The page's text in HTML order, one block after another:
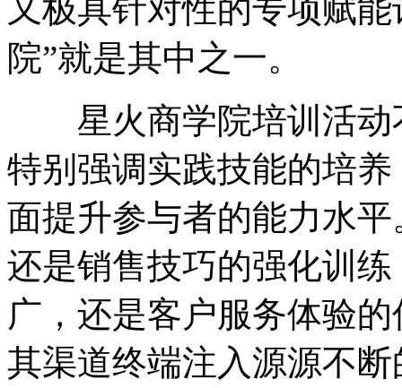
又极具针对性的专项赋
院”就是其中之一。
星火商学院培训活动
特别强调实践技能的培
面提升参与者的能力水
还是销售技巧的强化训
广，还是客户服务体验
其渠道终端注入源源不